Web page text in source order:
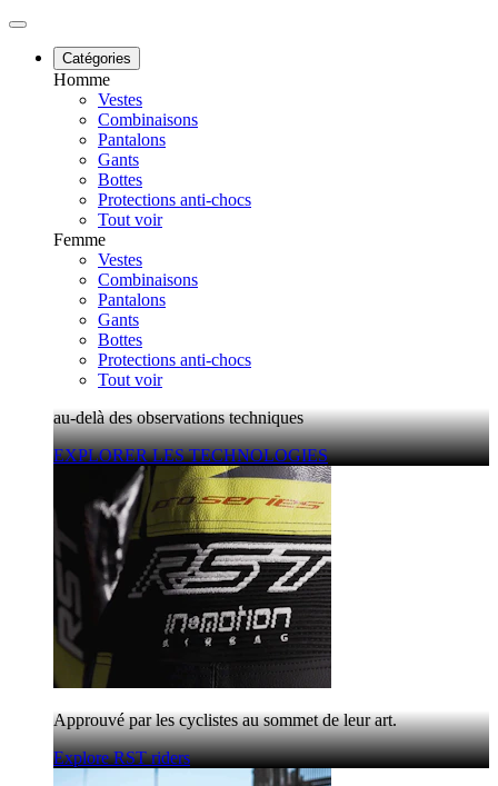
Catégories
Homme
Vestes
Combinaisons
Pantalons
Gants
Bottes
Protections anti-chocs
Tout voir
Femme
Vestes
Combinaisons
Pantalons
Gants
Bottes
Protections anti-chocs
Tout voir
au-delà des observations techniques
EXPLORER LES TECHNOLOGIES
Approuvé par les cyclistes au sommet de leur art.
Explore RST riders